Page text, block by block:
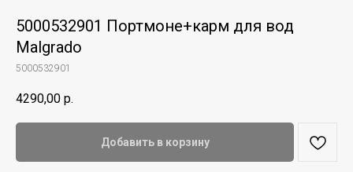
5000532901 Портмоне+карм для вод
Malgrado
5000532901
4290,00 р.
Добавить в корзину